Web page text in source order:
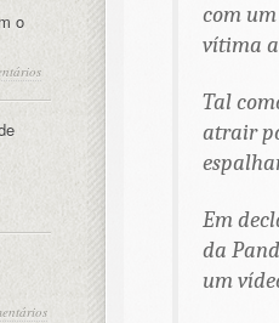
com
vítima
Tal
atrair
Em
da
um
o